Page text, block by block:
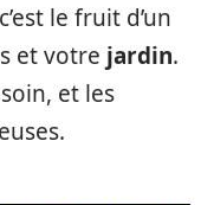
le fruit d’un
et votre jardin.
et les